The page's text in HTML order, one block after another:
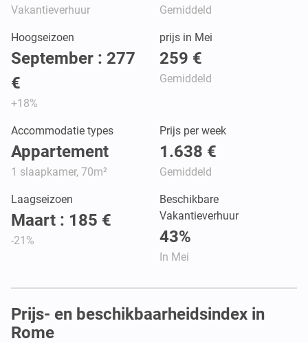
Vakantieverhuur Gemiddeld
Hoogseizoen
September : 277
€
+18%
prijs in Mei
259 €
Gemiddeld
Accommodatie types
Appartement
1 slaapkamer, 70m²
Prijs per week
1.638 €
Gemiddeld
Laagseizoen
Maart : 185 €
-21%
Beschikbare
Vakantieverhuur
43%
In Mei
Prijs- en beschikbaarheidsindex in
Rome